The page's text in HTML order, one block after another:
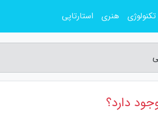
دارد؟
تکنولوژی هنری استارتاپی